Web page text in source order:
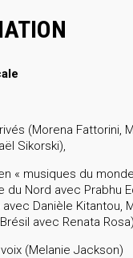
(Morena Fattorini,
Sikorski),
« musiques du
du Nord avec Prabhu
Danièle Kitantou,
avec Renata
(Melanie Jackson)